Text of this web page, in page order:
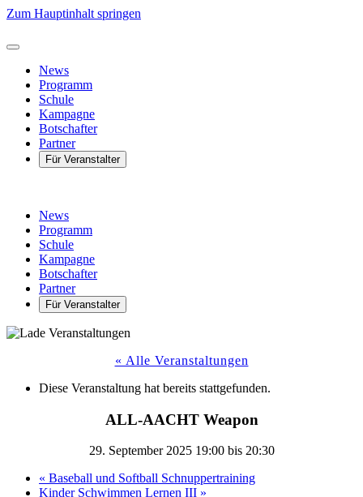
Zum Hauptinhalt springen
News
Programm
Schule
Kampagne
Botschafter
Partner
Für Veranstalter
News
Programm
Schule
Kampagne
Botschafter
Partner
Für Veranstalter
« Alle Veranstaltungen
Diese Veranstaltung hat bereits stattgefunden.
ALL-AACHT Weapon
29. September 2025 19:00bis 20:30
« Baseball und Softball Schnuppertraining
Kinder Schwimmen Lernen III »